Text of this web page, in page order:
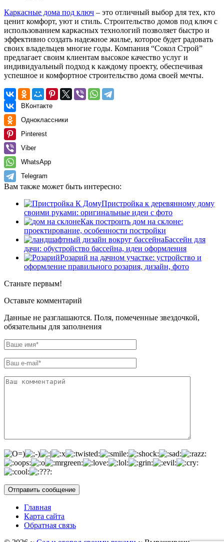
Каркасные дома под ключ – это отличный выбор для тех, кто
ценит комфорт, уют и стиль. Строительство домов под ключ с
использованием каркасных технологий позволяет быстро и
эффективно создать надежное жилье, которое будет радовать
своих владельцев многие годы. Компания “Сокол Строй”
предлагает своим клиентам высокое качество услуг и
индивидуальный подход к каждому проекту, обеспечивая
успешное и комфортное строительство дома своей мечты.
ВКонтакте
Одноклассники
Pinterest
Viber
WhatsApp
Telegram
Вам также может быть интересно:
Пристройка к деревянному дому
своими руками: оригинальные идеи с фото
Как построить дом на склоне:
проектирование, особенности постройки
Бассейн для
дачи: обустройство бассейна, идеи оформления
Розарий на дачном участке: устройство и
оформление правильного розария, дизайн, фото
Станьте первым!
Оставьте комментарий
Данные не разглашаются. Поля, помеченные звездочкой,
обязательны для заполнения
Главная
Карта сайта
Обратная связь